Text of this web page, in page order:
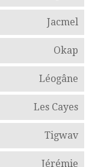
Jacmel
Okap
Léogâne
Les Cayes
Tigwav
Jérémie